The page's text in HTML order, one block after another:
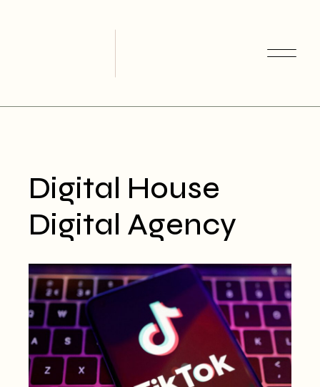
Digital House
Digital Agency